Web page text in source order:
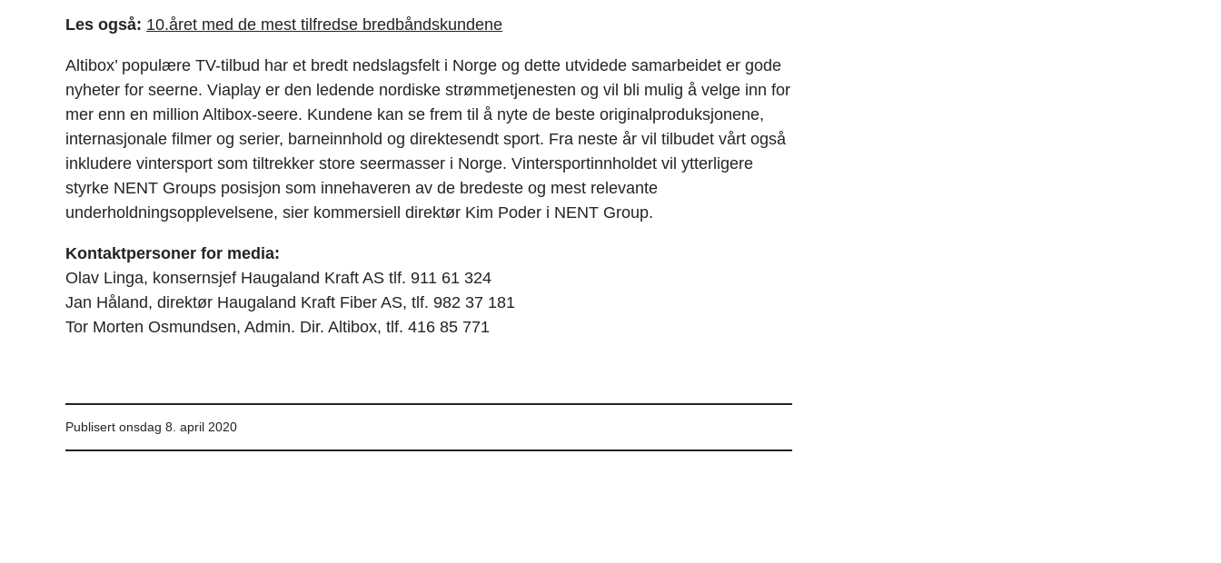
Les også: 10.året med de mest tilfredse bredbåndskundene
Altibox’ populære TV-tilbud har et bredt nedslagsfelt i Norge og dette utvidede samarbeidet er gode
nyheter for seerne. Viaplay er den ledende nordiske strømmetjenesten og vil bli mulig å velge inn for
mer enn en million Altibox-seere. Kundene kan se frem til å nyte de beste originalproduksjonene,
internasjonale filmer og serier, barneinnhold og direktesendt sport. Fra neste år vil tilbudet vårt også
inkludere vintersport som tiltrekker store seermasser i Norge. Vintersportinnholdet vil ytterligere
styrke NENT Groups posisjon som innehaveren av de bredeste og mest relevante
underholdningsopplevelsene, sier kommersiell direktør Kim Poder i NENT Group.
Kontaktpersoner for media:
Olav Linga, konsernsjef Haugaland Kraft AS tlf. 911 61 324
Jan Håland, direktør Haugaland Kraft Fiber AS, tlf. 982 37 181
Tor Morten Osmundsen, Admin. Dir. Altibox, tlf. 416 85 771
Publisert onsdag 8. april 2020